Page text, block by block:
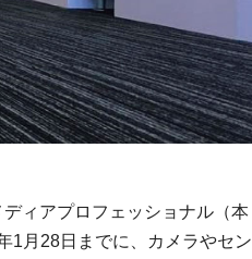
ィアプロフェッショナル（本
1月28日までに、カメラやセン